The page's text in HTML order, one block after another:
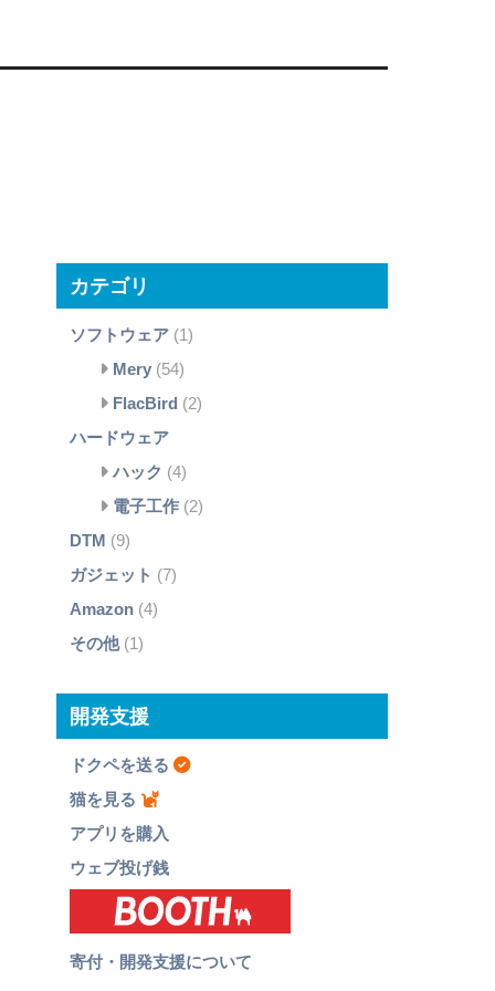
カテゴリ
ソフトウェア(1)
Mery (54)
FlacBird (2)
ハードウェア
ハック (4)
電子工作 (2)
DTM (9)
ガジェット (7)
Amazon(4)
その他(1)
開発支援
ドクペを送る
猫を見る
アプリを購入
ウェブ投げ銭
寄付・開発支援について